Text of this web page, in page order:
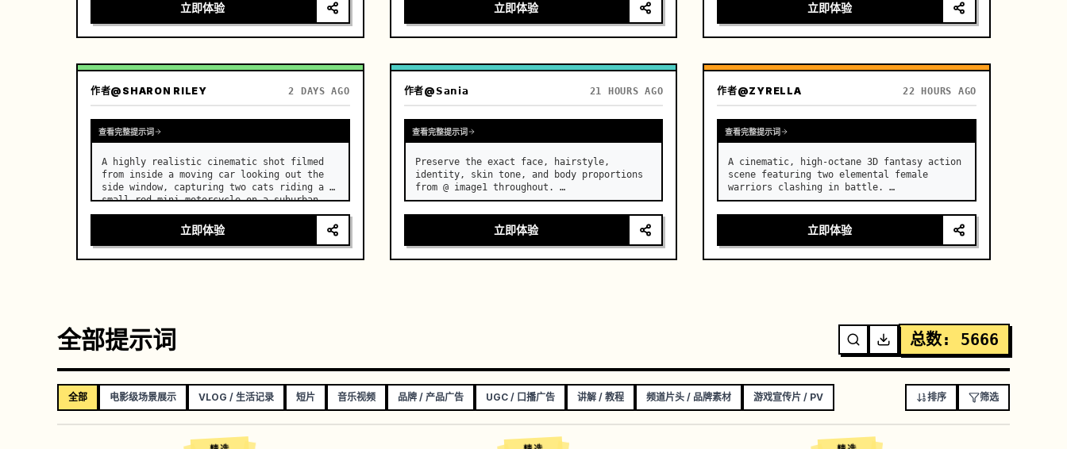
立即体验 立即体验 立即体验
作者@SHARON RILEY 2 DAYS AGO
查看完整提示词
A highly realistic cinematic shot filmed
from inside a moving car looking out the
side window, capturing two cats riding a
small red mini motorcycle on a suburban
road. …
立即体验
作者@𝗦𝗮𝗻𝗶𝗮 21 HOURS AGO
查看完整提示词
Preserve the exact face, hairstyle,
identity, skin tone, and body proportions
from @ image1 throughout. …
立即体验
作者@ZYRELLA 22 HOURS AGO
查看完整提示词
A cinematic, high-octane 3D fantasy action
scene featuring two elemental female
warriors clashing in battle. …
立即体验
全部提示词 总数: 5666
全部 电影级场景展示 VLOG / 生活记录 短片 音乐视频 品牌 / 产品广告 UGC / 口播广告 讲解 / 教程 频道片头 / 品牌素材 游戏宣传片 / PV 排序 筛选